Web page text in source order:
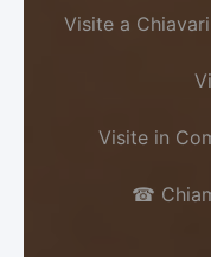
Visite a Chiavari
Visite in
☎